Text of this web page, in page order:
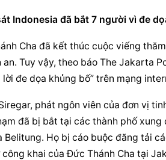
Indonesia đã bắt 7 người vì đe
Cha đã kết thúc cuộc viếng
an. Tuy vậy, theo báo The Jakarta
lời đe dọa khủng bố” trên mạng
phát ngôn viên của đơn vị
đã bị bắt tại các thành phố
Belitung. Họ bị cáo buộc đăng tải
khai của Đức Thánh Cha tại